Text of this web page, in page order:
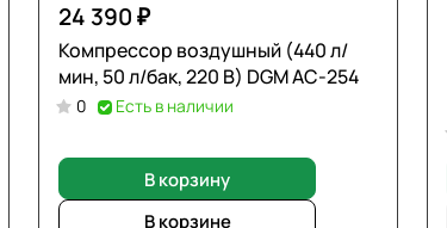
24 390 ₽
Компрессор воздушный (440 л/
мин, 50 л/бак, 220 В) DGM AC-254
0 Есть в наличии
В корзину
В корзине